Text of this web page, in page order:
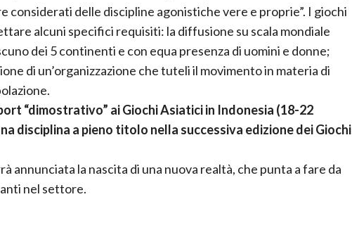
considerati delle discipline agonistiche vere e proprie”. I giochi
alcuni specifici requisiti: la diffusione su scala mondiale
dei 5 continenti e con equa presenza di uomini e donne;
di un’organizzazione che tuteli il movimento in materia di
“dimostrativo” ai Giochi Asiatici in Indonesia (18-22
disciplina a pieno titolo nella successiva edizione dei Giochi
annunciata la nascita di una nuova realtà, che punta a fare da
nel settore.